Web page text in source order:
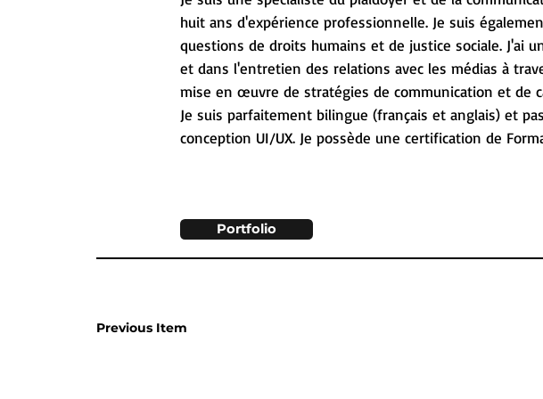
huit ans d'expérience professionnelle. Je suis
questions de droits humains et de justice sociale. J'ai
et dans l'entretien des relations avec les médias à
mise en œuvre de stratégies de communication et de
Je suis parfaitement bilingue (français et anglais) et
conception UI/UX. Je possède une certification de
Portfolio
Previous Item